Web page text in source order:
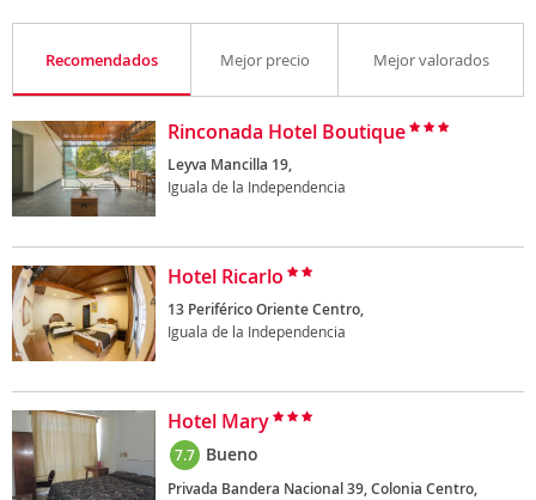
Recomendados Mejor precio Mejor valorados
Rinconada Hotel Boutique
Leyva Mancilla 19,
Iguala de la Independencia
Hotel Ricarlo
13 Periférico Oriente Centro,
Iguala de la Independencia
Hotel Mary
7.7 Bueno
Privada Bandera Nacional 39, Colonia Centro,